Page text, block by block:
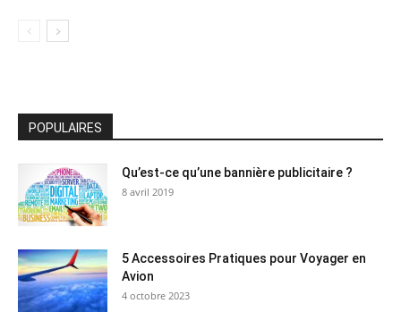
POPULAIRES
Qu’est-ce qu’une bannière publicitaire ?
8 avril 2019
5 Accessoires Pratiques pour Voyager en
Avion
4 octobre 2023